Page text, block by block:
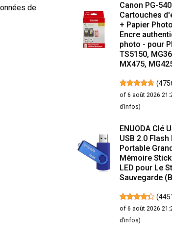
de
Canon PG-
Cartouches
+ Papier
Encre
photo - pour
TS5150,
MX475,
(
of 6 août 2026
d’infos)
ENUODA Clé
USB 2.0
Portable
Mémoire
LED pour Le
Sauvegarde
(
of 6 août 2026
d’infos)